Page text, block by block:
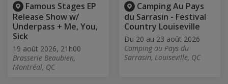
Famous Stages EP
Release Show w/
Underpass + Me, You,
Sick
19 août 2026, 21h00
Brasserie Beaubien,
Montréal, QC
Camping Au Pays
du Sarrasin - Festival
Country Louiseville
Du 20 au 23 août 2026
Camping au Pays du
Sarrasin, Louiseville, QC